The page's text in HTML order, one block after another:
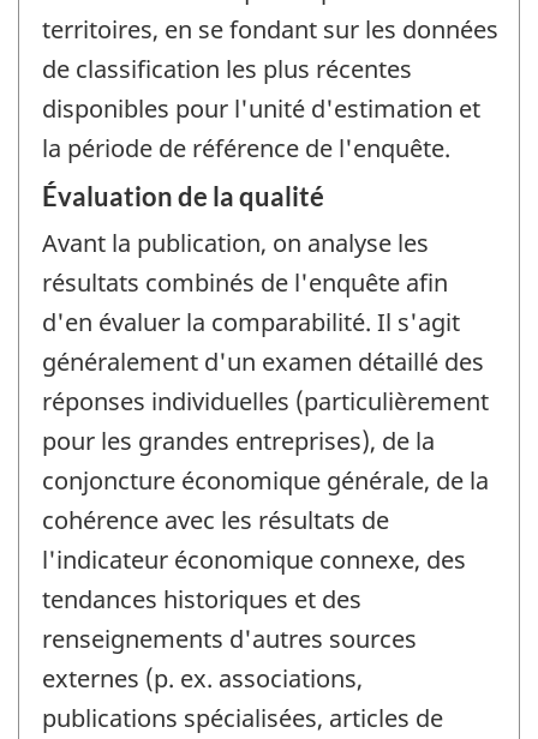
territoires, en se fondant sur les données
de classification les plus récentes
disponibles pour l'unité d'estimation et
la période de référence de l'enquête.
Évaluation de la qualité
Avant la publication, on analyse les
résultats combinés de l'enquête afin
d'en évaluer la comparabilité. Il s'agit
généralement d'un examen détaillé des
réponses individuelles (particulièrement
pour les grandes entreprises), de la
conjoncture économique générale, de la
cohérence avec les résultats de
l'indicateur économique connexe, des
tendances historiques et des
renseignements d'autres sources
externes (p. ex. associations,
publications spécialisées, articles de